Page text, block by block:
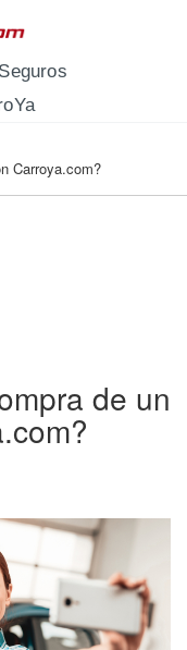
Seguros
Carroya.com?
de un